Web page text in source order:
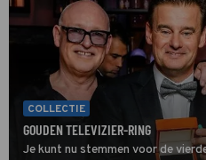
COLLECTIE
GOUDEN TELEVIZIER-RING
Je kunt nu stemmen voor de